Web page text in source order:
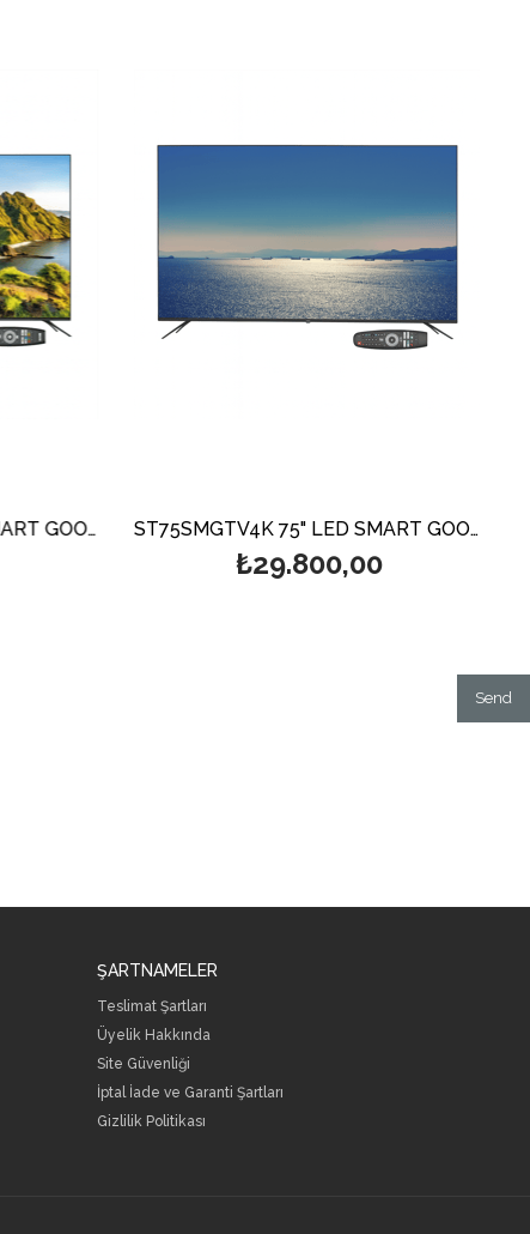
ST65SMGTV4K 65" LED SMART GOOGLE UHD TV 4K ST75SMGTV4K 75" LED SMART GOOGLE UHD TV 4K
₺29.800,00
Send
ŞARTNAMELER
Teslimat Şartları
Üyelik Hakkında
Site Güvenliği
İptal İade ve Garanti Şartları
Gizlilik Politikası